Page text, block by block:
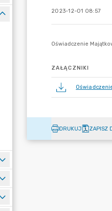
2023-12-01 08:57
ZAŁĄCZNIKI
DRUKUJ ZAPISZ